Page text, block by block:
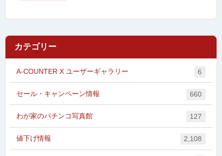
カテゴリー
A-COUNTER X ユーザーギャラリー 6
セール・キャンペーン情報 660
わが家のパチンコ写真館 127
値下げ情報 2,108